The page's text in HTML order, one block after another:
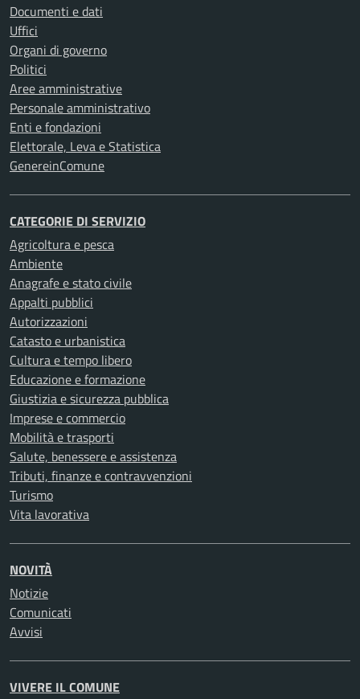
Documenti e dati
Uffici
Organi di governo
Politici
Aree amministrative
Personale amministrativo
Enti e fondazioni
Elettorale, Leva e Statistica
GenereinComune
CATEGORIE DI SERVIZIO
Agricoltura e pesca
Ambiente
Anagrafe e stato civile
Appalti pubblici
Autorizzazioni
Catasto e urbanistica
Cultura e tempo libero
Educazione e formazione
Giustizia e sicurezza pubblica
Imprese e commercio
Mobilità e trasporti
Salute, benessere e assistenza
Tributi, finanze e contravvenzioni
Turismo
Vita lavorativa
NOVITÀ
Notizie
Comunicati
Avvisi
VIVERE IL COMUNE